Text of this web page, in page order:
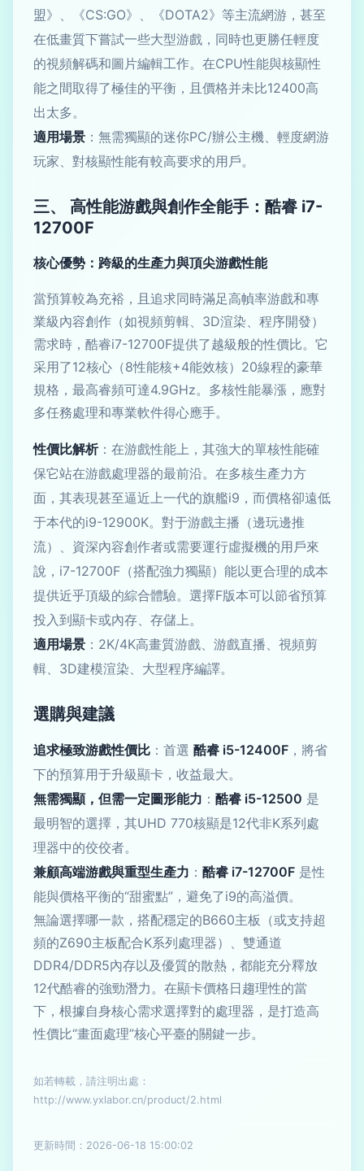
盟》、《CS:GO》、《DOTA2》等主流網游，甚至
在低畫質下嘗試一些大型游戲，同時也更勝任輕度
的視頻解碼和圖片編輯工作。在CPU性能與核顯性
能之間取得了極佳的平衡，且價格并未比12400高
出太多。
適用場景 ：無需獨顯的迷你PC/辦公主機、輕度網游
玩家、對核顯性能有較高要求的用戶。
三、 高性能游戲與創作全能手：酷睿 i7-
12700F
核心優勢：跨級的生產力與頂尖游戲性能
當預算較為充裕，且追求同時滿足高幀率游戲和專
業級內容創作（如視頻剪輯、3D渲染、程序開發）
需求時，酷睿i7-12700F提供了越級般的性價比。它
采用了12核心（8性能核+4能效核）20線程的豪華
規格，最高睿頻可達4.9GHz。多核性能暴漲，應對
多任務處理和專業軟件得心應手。
性價比解析：在游戲性能上，其強大的單核性能確
保它站在游戲處理器的最前沿。在多核生產力方
面，其表現甚至逼近上一代的旗艦i9，而價格卻遠低
于本代的i9-12900K。對于游戲主播（邊玩邊推
流）、資深內容創作者或需要運行虛擬機的用戶來
說，i7-12700F（搭配強力獨顯）能以更合理的成本
提供近乎頂級的綜合體驗。選擇F版本可以節省預算
投入到顯卡或內存、存儲上。
適用場景 ：2K/4K高畫質游戲、游戲直播、視頻剪
輯、3D建模渲染、大型程序編譯。
選購與建議
追求極致游戲性價比 ：首選 酷睿 i5-12400F ，將省
下的預算用于升級顯卡，收益最大。
無需獨顯，但需一定圖形能力 ： 酷睿 i5-12500 是
最明智的選擇，其UHD 770核顯是12代非K系列處
理器中的佼佼者。
兼顧高端游戲與重型生產力 ： 酷睿 i7-12700F 是性
能與價格平衡的“甜蜜點”，避免了i9的高溢價。
無論選擇哪一款，搭配穩定的B660主板（或支持超
頻的Z690主板配合K系列處理器）、雙通道
DDR4/DDR5內存以及優質的散熱，都能充分釋放
12代酷睿的強勁潛力。在顯卡價格日趨理性的當
下，根據自身核心需求選擇對的處理器，是打造高
性價比“畫面處理”核心平臺的關鍵一步。
如若轉載，請注明出處：
http://www.yxlabor.cn/product/2.html
更新時間：2026-06-18 15:00:02